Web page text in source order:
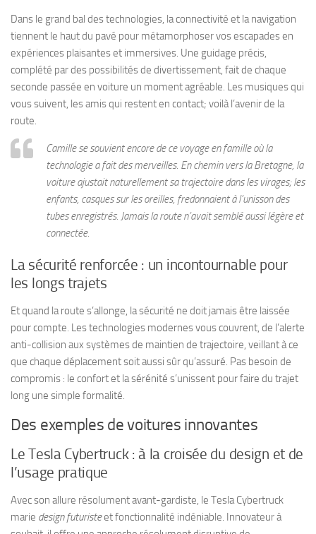
Dans le grand bal des technologies, la connectivité et la navigation
tiennent le haut du pavé pour métamorphoser vos escapades en
expériences plaisantes et immersives. Une guidage précis,
complété par des possibilités de divertissement, fait de chaque
seconde passée en voiture un moment agréable. Les musiques qui
vous suivent, les amis qui restent en contact; voilà l’avenir de la
route.
Camille se souvient encore de ce voyage en famille où la
technologie a fait des merveilles. En chemin vers la Bretagne, la
voiture ajustait naturellement sa trajectoire dans les virages; les
enfants, casques sur les oreilles, fredonnaient à l’unisson des
tubes enregistrés. Jamais la route n’avait semblé aussi légère et
connectée.
La sécurité renforcée : un incontournable pour
les longs trajets
Et quand la route s’allonge, la sécurité ne doit jamais être laissée
pour compte. Les technologies modernes vous couvrent, de l’alerte
anti-collision aux systèmes de maintien de trajectoire, veillant à ce
que chaque déplacement soit aussi sûr qu’assuré. Pas besoin de
compromis : le confort et la sérénité s’unissent pour faire du trajet
long une simple formalité.
Des exemples de voitures innovantes
Le Tesla Cybertruck : à la croisée du design et de
l’usage pratique
Avec son allure résolument avant-gardiste, le Tesla Cybertruck
marie design futuristeet fonctionnalité indéniable. Innovateur à